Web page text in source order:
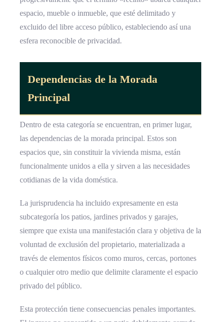
espacio, mueble o inmueble, que esté delimitado y
excluido del libre acceso público, estableciendo así una
esfera reconocible de privacidad.
Dependencias de la Morada
Principal
Dentro de esta categoría se encuentran, en primer lugar,
las dependencias de la morada principal. Estos son
espacios que, sin constituir la vivienda misma, están
funcionalmente unidos a ella y sirven a las necesidades
cotidianas de la vida doméstica.
La jurisprudencia ha incluido expresamente en esta
subcategoría los patios, jardines privados y garajes,
siempre que exista una manifestación clara y objetiva de la
voluntad de exclusión del propietario, materializada a
través de elementos físicos como muros, cercas, portones
o cualquier otro medio que delimite claramente el espacio
privado del público.
Esta protección tiene consecuencias penales importantes.